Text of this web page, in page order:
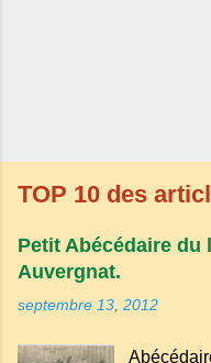
TOP 10 des
Petit Abécédaire du
Auvergnat.
septembre 13, 2012